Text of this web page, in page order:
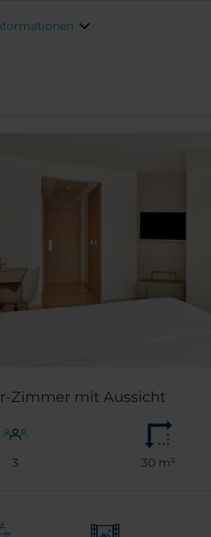
Zimmer mit Aussicht
3 30 m²